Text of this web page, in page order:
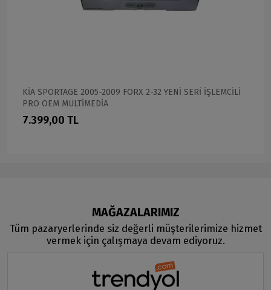
KİA SPORTAGE 2005-2009 FORX 2-32 YENİ SERİ İŞLEMCİLİ
PRO OEM MULTİMEDİA
7.399,00 TL
MAĞAZALARIMIZ
Tüm pazaryerlerinde siz değerli müşterilerimize hizmet
vermek için çalışmaya devam ediyoruz.